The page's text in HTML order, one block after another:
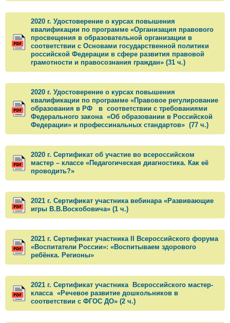
2020 г. Удостоверение о курсах повышения
квалификации по программе «Организация правового
просвещения в образовательной организации в
соответствии с Основами государственной политики
российской Федерации в сфере развития правовой
грамотности и правосознания граждан» (31 ч.)
2020 г. Удостоверение о курсах повышения
квалификации по программе «Правовое регулирование
образования в РФ в соответствии с требованиями
Федерального закона «Об образовании в Российской
Федерации» и профессинальных стандартов» (77 ч.)
2020 г. Сертификат об участие во всероссийском
мастер – классе «Педагогическая диагностика. Как её
проводить?»
2021 г. Сертификат участника вебинара «Развивающие
игры В.В.Воскобовича» (1 ч.)
2021 г. Сертификат участника II Всероссийского форума
«Воспитатели России»: «Воспитываем здорового
ребёнка. Регионы»
2021 г. Сертификат участника Всероссийского мастер-
класса «Речевое развитие дошкольников в
соответствии с ФГОС ДО» (2 ч.)